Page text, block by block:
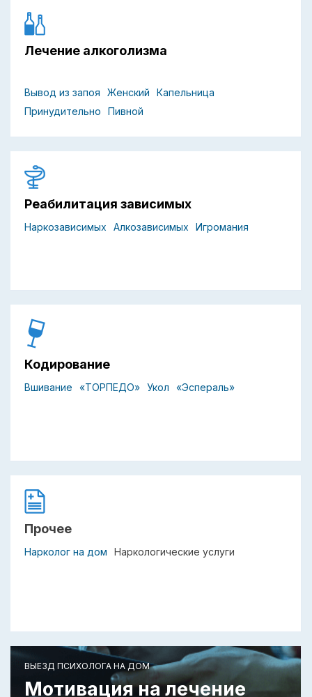
Лечение алкоголизма
Вывод из запоя Женский
Капельница
Принудительно
Пивной
Реабилитация зависимых
Наркозависимых Алкозависимых Игромания
Кодирование
Вшивание «ТОРПЕДО» Укол «Эспераль»
Прочее
Нарколог на дом Наркологические услуги
ВЫЕЗД ПСИХОЛОГА НА ДОМ
Мотивация на лечение